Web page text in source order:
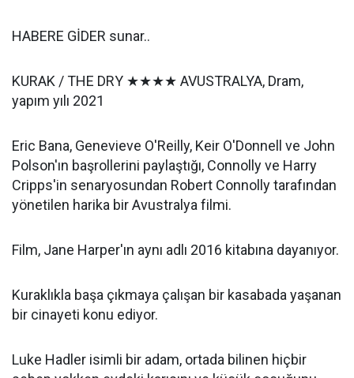
HABERE GİDER sunar..
KURAK / THE DRY ★★★★ AVUSTRALYA, Dram,
yapım yılı 2021
Eric Bana, Genevieve O'Reilly, Keir O'Donnell ve John
Polson'ın başrollerini paylaştığı, Connolly ve Harry
Cripps'in senaryosundan Robert Connolly tarafından
yönetilen harika bir Avustralya filmi.
Film, Jane Harper'ın aynı adlı 2016 kitabına dayanıyor.
Kuraklıkla başa çıkmaya çalışan bir kasabada yaşanan
bir cinayeti konu ediyor.
Luke Hadler isimli bir adam, ortada bilinen hiçbir